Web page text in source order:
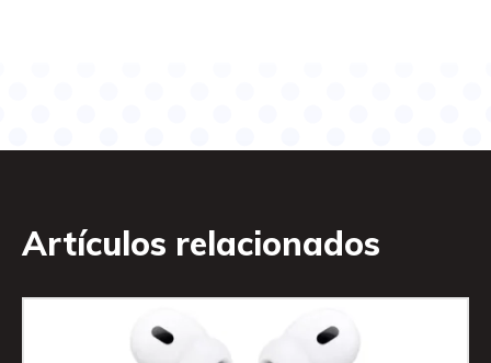
Artículos relacionados